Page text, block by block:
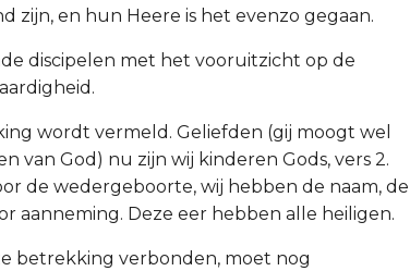
zijn, en hun Heere is het evenzo gegaan.
discipelen met het vooruitzicht op de
wordt vermeld. Geliefden (gij moogt wel
van God) nu zijn wij kinderen Gods, vers 2.
de wedergeboorte, wij hebben de naam, de
aanneming. Deze eer hebben alle heiligen.
betrekking verbonden, moet nog